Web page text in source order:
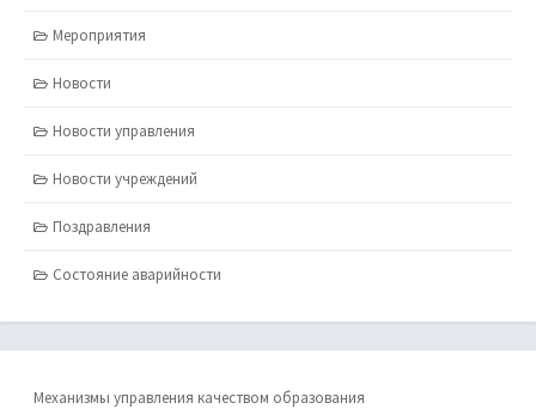
Мероприятия
Новости
Новости управления
Новости учреждений
Поздравления
Состояние аварийности
Механизмы управления качеством образования